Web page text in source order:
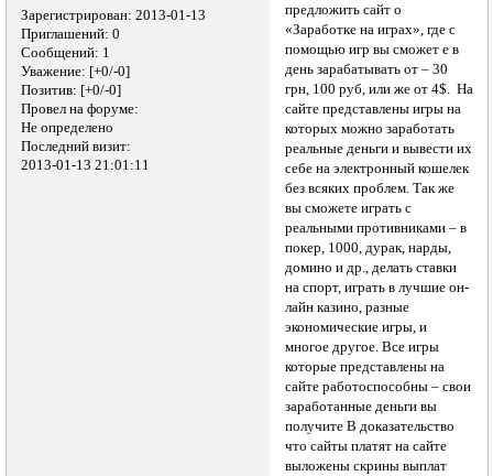
Зарегистрирован: 2013-01-13
Приглашений: 0
Сообщений: 1
Уважение: [+0/-0]
Позитив: [+0/-0]
Провел на форуме:
Не определено
Последний визит:
2013-01-13 21:01:11
предложить сайт о
«Заработке на играх», где с
помощью игр вы сможет е в
день зарабатывать от – 30
грн, 100 руб, или же от 4$. На
сайте представлены игры на
которых можно заработать
реальные деньги и вывести их
себе на электронный кошелек
без всяких проблем. Так же
вы сможете играть с
реальными противниками – в
покер, 1000, дурак, нарды,
домино и др., делать ставки
на спорт, играть в лучшие он-
лайн казино, разные
экономические игры, и
многое другое. Все игры
которые представлены на
сайте работоспособны – свои
заработанные деньги вы
получите В доказательство
что сайты платят на сайте
выложены скрины выплат